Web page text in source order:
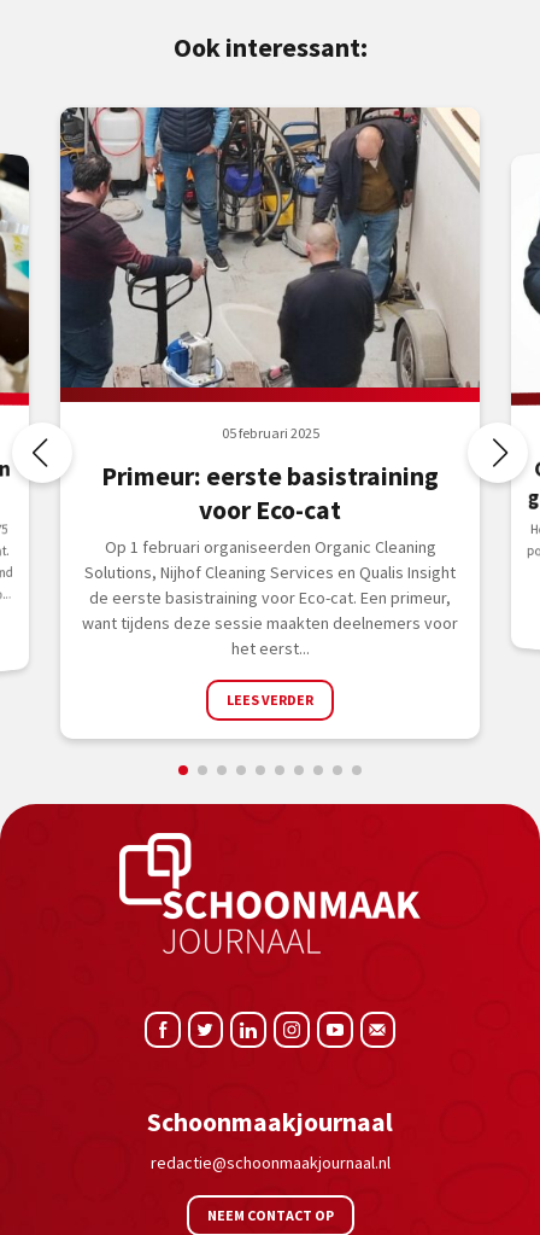
Ook interessant:
05 februari 2025
Primeur: eerste basistraining
voor Eco-cat
Op 1 februari organiseerden Organic Cleaning
Solutions, Nijhof Cleaning Services en Qualis Insight
de eerste basistraining voor Eco-cat. Een primeur,
want tijdens deze sessie maakten deelnemers voor
het eerst...
LEES VERDER
Schoonmaakjournaal
redactie@schoonmaakjournaal.nl
NEEM CONTACT OP